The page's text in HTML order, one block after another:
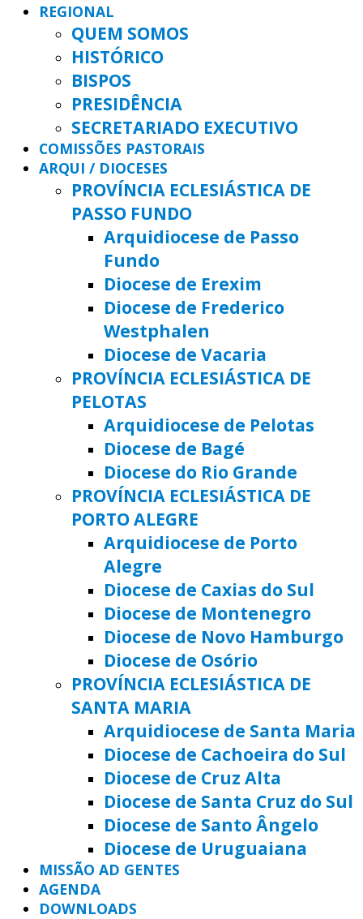
REGIONAL
QUEM SOMOS
HISTÓRICO
BISPOS
PRESIDÊNCIA
SECRETARIADO EXECUTIVO
COMISSÕES PASTORAIS
ARQUI / DIOCESES
PROVÍNCIA ECLESIÁSTICA DE
PASSO FUNDO
Arquidiocese de Passo
Fundo
Diocese de Erexim
Diocese de Frederico
Westphalen
Diocese de Vacaria
PROVÍNCIA ECLESIÁSTICA DE
PELOTAS
Arquidiocese de Pelotas
Diocese de Bagé
Diocese do Rio Grande
PROVÍNCIA ECLESIÁSTICA DE
PORTO ALEGRE
Arquidiocese de Porto
Alegre
Diocese de Caxias do Sul
Diocese de Montenegro
Diocese de Novo Hamburgo
Diocese de Osório
PROVÍNCIA ECLESIÁSTICA DE
SANTA MARIA
Arquidiocese de Santa Maria
Diocese de Cachoeira do Sul
Diocese de Cruz Alta
Diocese de Santa Cruz do Sul
Diocese de Santo Ângelo
Diocese de Uruguaiana
MISSÃO AD GENTES
AGENDA
DOWNLOADS